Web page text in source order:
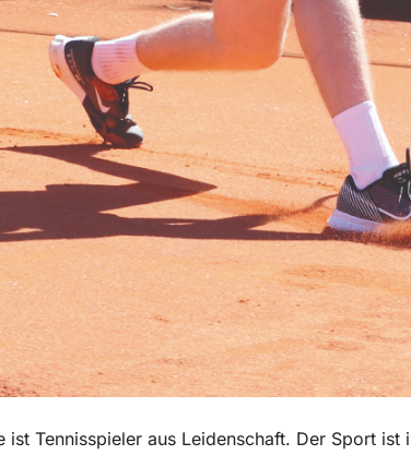
ist Tennisspieler aus Leidenschaft. Der Sport